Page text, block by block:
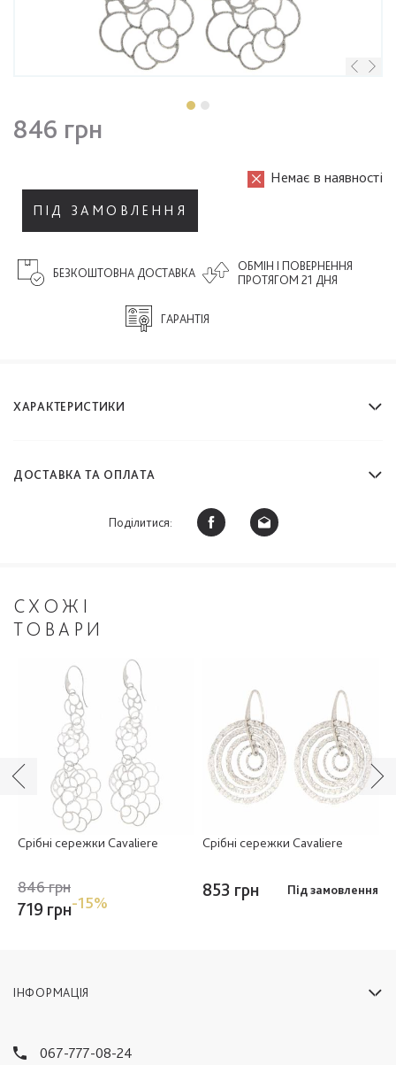
846 грн
Немає в наявності
ПІД ЗАМОВЛЕННЯ
ОБМІН І ПОВЕРНЕННЯ
ПРОТЯГОМ 21 ДНЯ
ГАРАНТІЯ
БЕЗКОШТОВНА ДОСТАВКА
ХАРАКТЕРИСТИКИ
ДОСТАВКА ТА ОПЛАТА
Поділитися:
СХОЖІ
ТОВАРИ
Срібні сережки Cavaliere
846 грн
719 грн-15%
Срібні сережки Cavaliere
853 грн Під замовлення
ІНФОРМАЦІЯ
067-777-08-24